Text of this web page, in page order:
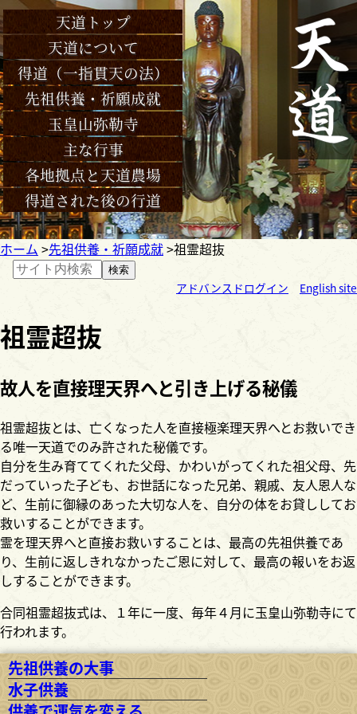
天道トップ
天道について
得道（一指貫天の法）
先祖供養・祈願成就
玉皇山弥勒寺
主な行事
各地拠点と天道農場
得道された後の行道
ホーム 先祖供養・祈願成就 祖霊超抜
検索
アドバンスドログイン English site
祖霊超抜
故人を直接理天界へと引き上げる秘儀
祖霊超抜とは、亡くなった人を直接極楽理天界へとお救いでき
る唯一天道でのみ許された秘儀です。
自分を生み育ててくれた父母、かわいがってくれた祖父母、先
だっていった子ども、お世話になった兄弟、親戚、友人恩人な
ど、生前に御縁のあった大切な人を、自分の体をお貸ししてお
救いすることができます。
霊を理天界へと直接お救いすることは、最高の先祖供養であ
り、生前に返しきれなかったご恩に対して、最高の報いをお返
しすることができます。
合同祖霊超抜式は、１年に一度、毎年４月に玉皇山弥勒寺にて
行われます。
先祖供養の大事
水子供養